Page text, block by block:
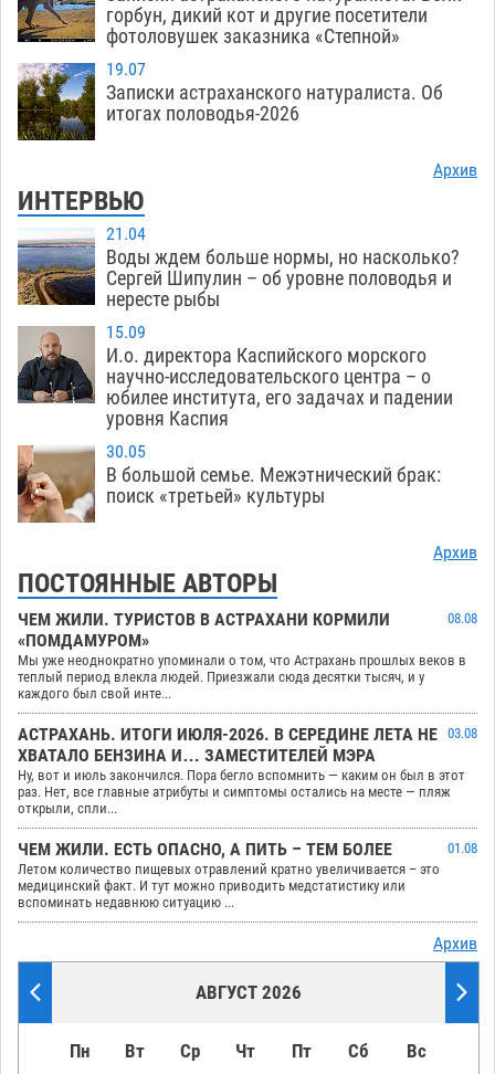
горбун, дикий кот и другие посетители
фотоловушек заказника «Степной»
19.07
Записки астраханского натуралиста. Об
итогах половодья-2026
Архив
ИНТЕРВЬЮ
21.04
Воды ждем больше нормы, но насколько?
Сергей Шипулин – об уровне половодья и
нересте рыбы
15.09
И.о. директора Каспийского морского
научно-исследовательского центра – о
юбилее института, его задачах и падении
уровня Каспия
30.05
В большой семье. Межэтнический брак:
поиск «третьей» культуры
Архив
ПОСТОЯННЫЕ АВТОРЫ
ЧЕМ ЖИЛИ. ТУРИСТОВ В АСТРАХАНИ КОРМИЛИ
«ПОМДАМУРОМ»
08.08
Мы уже неоднократно упоминали о том, что Астрахань прошлых веков в
теплый период влекла людей. Приезжали сюда десятки тысяч, и у
каждого был свой инте...
АСТРАХАНЬ. ИТОГИ ИЮЛЯ-2026. В СЕРЕДИНЕ ЛЕТА НЕ
ХВАТАЛО БЕНЗИНА И… ЗАМЕСТИТЕЛЕЙ МЭРА
03.08
Ну, вот и июль закончился. Пора бегло вспомнить — каким он был в этот
раз. Нет, все главные атрибуты и симптомы остались на месте — пляж
открыли, спли...
ЧЕМ ЖИЛИ. ЕСТЬ ОПАСНО, А ПИТЬ – ТЕМ БОЛЕЕ
01.08
Летом количество пищевых отравлений кратно увеличивается – это
медицинский факт. И тут можно приводить медстатистику или
вспоминать недавнюю ситуацию ...
Архив
АВГУСТ 2026
Пн Вт Ср Чт Пт Сб Вс